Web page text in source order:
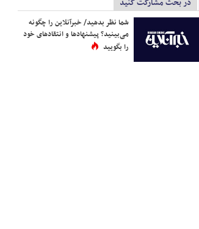
شما نظر بدهید/ خبرآنلاین را چگونه
می‌بینید؟ پیشنهادها و انتقادهای خود
را بگویید